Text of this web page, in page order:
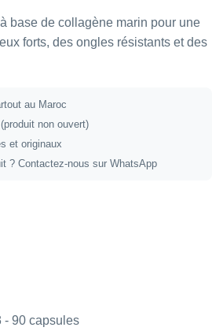
base de collagène marin pour une
forts, des ongles résistants et des
au Maroc
non ouvert)
et originaux
? Contactez-nous sur WhatsApp